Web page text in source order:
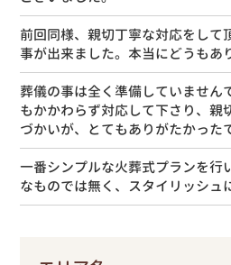
前回同様、親切丁寧な対応をして
事が出来ました。本当にどうもあ
葬儀の事は全く準備していません
もかかわらず対応して下さり、親
づかいが、とてもありがたかった
一番シンプルな火葬式プランを行
なものでは無く、スタイリッシュ